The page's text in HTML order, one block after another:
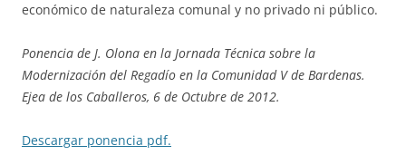
económico de naturaleza comunal y no privado ni público.
Ponencia de J. Olona en la Jornada Técnica sobre la
Modernización del Regadío en la Comunidad V de Bardenas.
Ejea de los Caballeros, 6 de Octubre de 2012.
Descargar ponencia pdf.